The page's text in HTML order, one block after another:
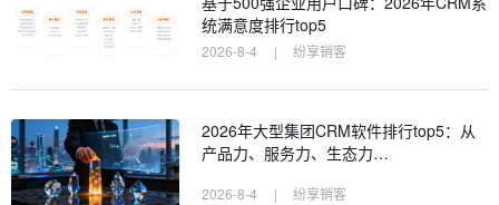
统满意度排行top5
2026-8-4 | 纷享销客
2026年大型集团CRM软件排行top5：从
产品力、服务力、生态力…
2026-8-4 | 纷享销客